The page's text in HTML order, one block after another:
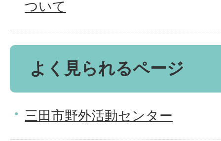
ついて
よく見られるページ
三田市野外活動センター